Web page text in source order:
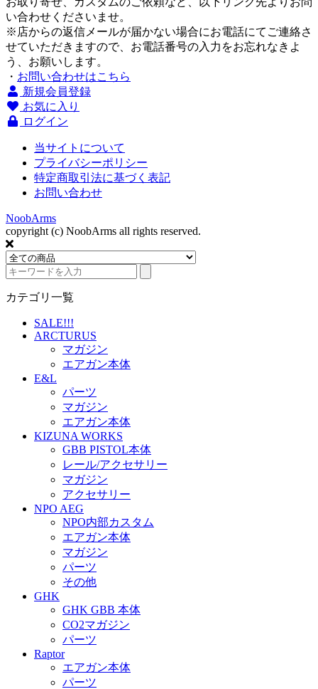
い合わせくださいませ。
※店からの返信メールが届かない場合にお電話にてご連絡さ
せていただきますので、お電話番号の入力をお忘れなきよ
う、お願いします。
・ お問い合わせはこちら
新規会員登録
お気に入り
ログイン
当サイトについて
プライバシーポリシー
特定商取引法に基づく表記
お問い合わせ
NoobArms
copyright (c) NoobArms all rights reserved.
カテゴリ一覧
SALE!!!
ARCTURUS
マガジン
エアガン本体
E&L
パーツ
マガジン
エアガン本体
KIZUNA WORKS
GBB PISTOL本体
レール/アクセサリー
マガジン
アクセサリー
NPO AEG
NPO内部カスタム
エアガン本体
マガジン
パーツ
その他
GHK
GHK GBB 本体
CO2マガジン
パーツ
Raptor
エアガン本体
パーツ